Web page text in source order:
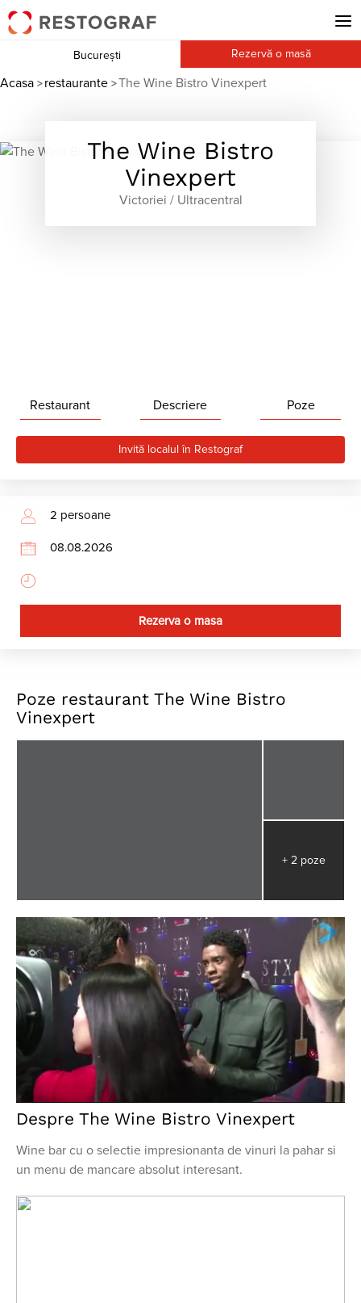
București Rezervă o masă
Acasa > restaurante >The Wine Bistro Vinexpert
Restaurant Descriere Poze
The Wine Bistro
Vinexpert
Victoriei / Ultracentral
Invită localul în Restograf
Rezerva o masa
Poze restaurant The Wine Bistro
Vinexpert
+ 2 poze
Despre The Wine Bistro Vinexpert
Wine bar cu o selectie impresionanta de vinuri la pahar si
un menu de mancare absolut interesant.